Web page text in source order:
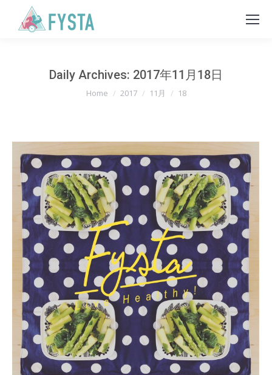
Daily Archives: 2017年11月18日
You are here:
Home 2017 11月 18